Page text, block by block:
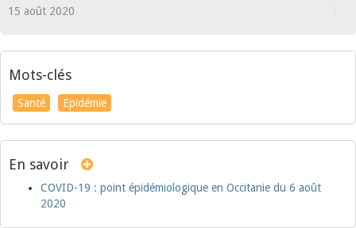
15 août 2020
Mots-clés
Santé Epidémie
En savoir
COVID-19 : point épidémiologique en Occitanie du 6 août
2020